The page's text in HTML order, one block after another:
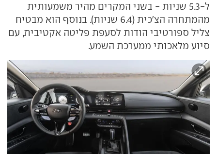
ל-5.3 שניות - בשני המקרים מהיר משמעותית
מהמתחרה הצ'כית (6.4 שניות). בנוסף הוא מבטיח
צליל ספורטיבי הודות לסעפת פליטה אקטיבית, עם
סיוע מלאכותי ממערכת השמע.